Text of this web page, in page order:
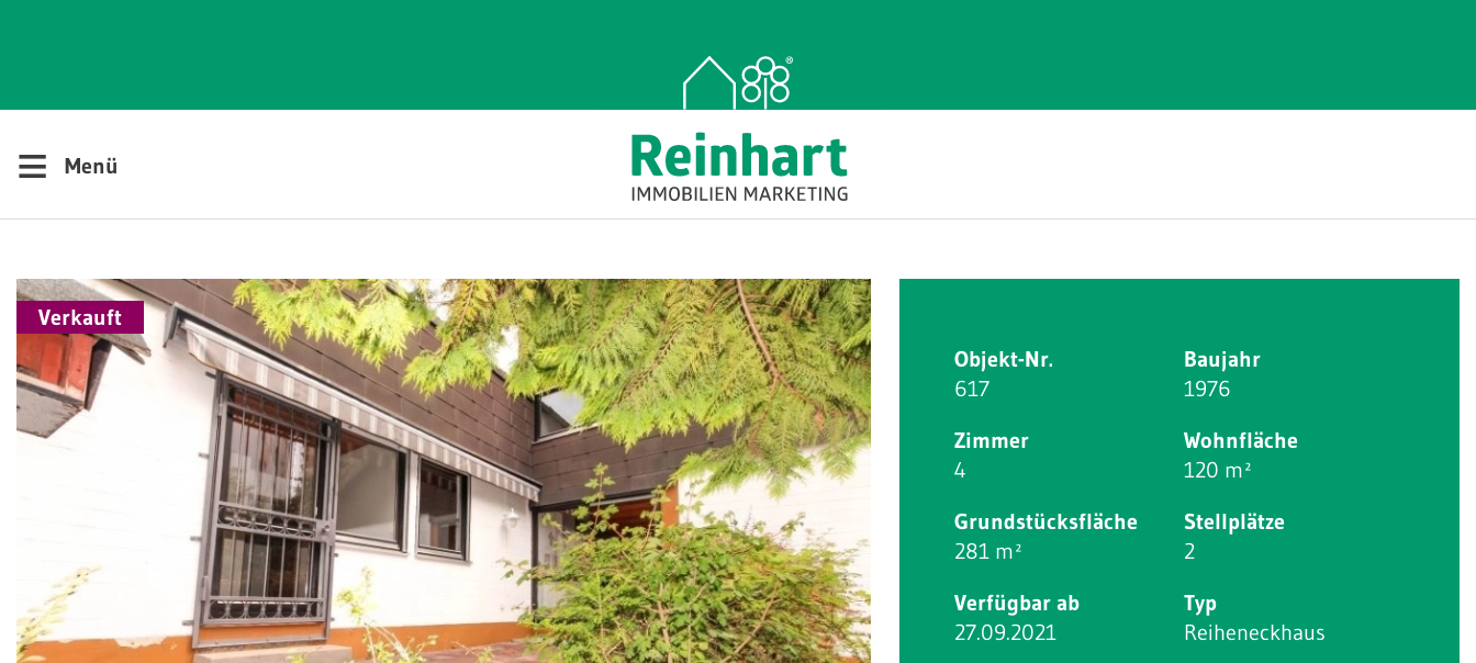
≡ Menü
Verkauft
Objekt-Nr.
617
Baujahr
1976
Zimmer
4
Wohnfläche
120 m²
Grundstücksfläche
281 m²
Stellplätze
2
Verfügbar ab
27.09.2021
Typ
Reiheneckhaus